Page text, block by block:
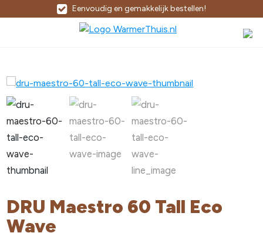
Eenvoudig en gemakkelijk bestellen!
DRU Maestro 60 Tall Eco
Wave